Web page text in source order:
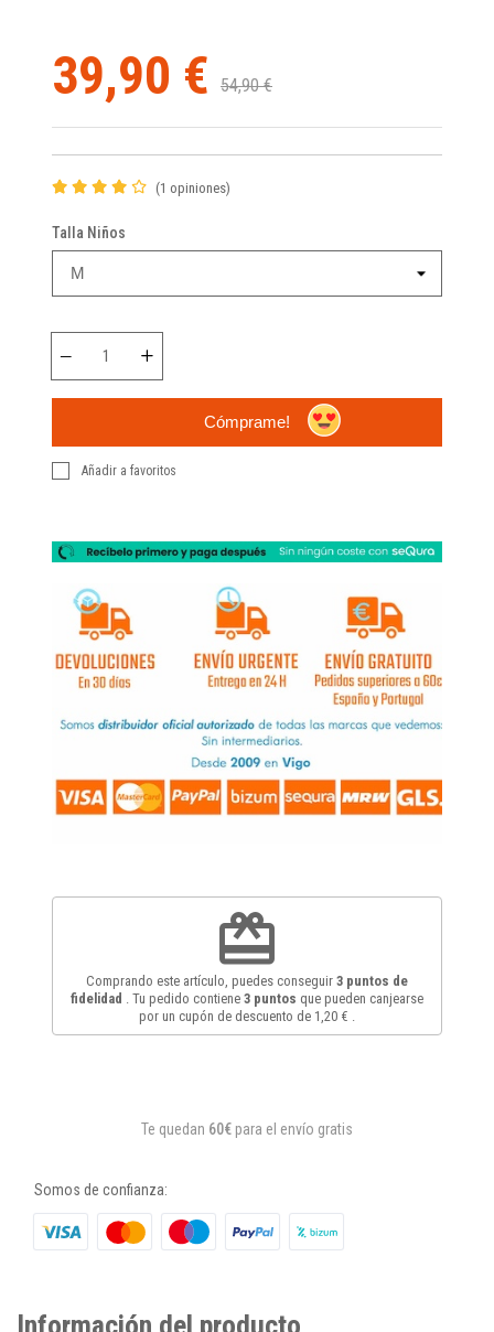
39,90 € 54,90 €
(1 opiniones)
Talla Niños
Cómprame!
Añadir a favoritos
redeem
Comprando este artículo, puedes conseguir 3 puntos de
fidelidad
. Tu pedido contiene 3 puntos que pueden canjearse
por un cupón de descuento de 1,20 €
Te quedan 60€ para el envío gratis
Somos de confianza:
Información del producto